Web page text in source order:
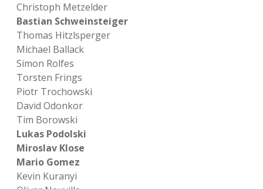
Christoph Metzelder
Bastian Schweinsteiger
Thomas Hitzlsperger
Michael Ballack
Simon Rolfes
Torsten Frings
Piotr Trochowski
David Odonkor
Tim Borowski
Lukas Podolski
Miroslav Klose
Mario Gomez
Kevin Kuranyi